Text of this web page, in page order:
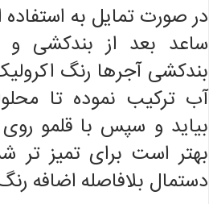
ساعد بعد از
بندکشی آجرها رنگ
آب ترکیب نموده تا
بیاید و سپس با قلمو
بهتر است برای تمیز
دستمال بلافاصله اضافه